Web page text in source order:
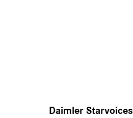
Daimler Starvoices